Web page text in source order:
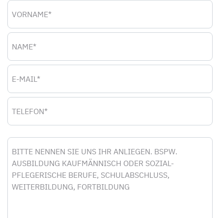
Vorname
Name
E-Mail
Telefon
Nachricht